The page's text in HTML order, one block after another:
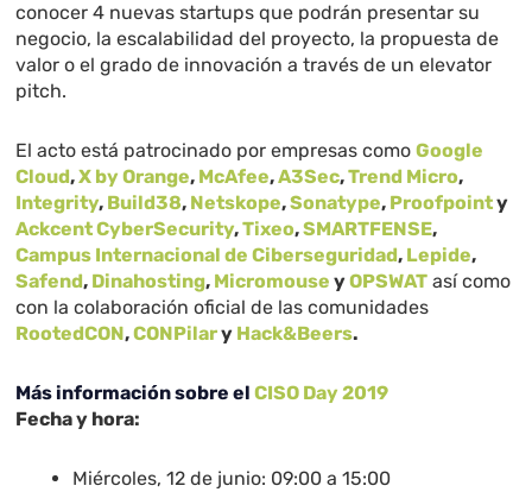
conocer 4 nuevas startups que podrán presentar su
negocio, la escalabilidad del proyecto, la propuesta de
valor o el grado de innovación a través de un elevator
pitch.
El acto está patrocinado por empresas comoGoogle
Cloud,X by Orange, McAfee,A3Sec,Trend Micro,
Integrity, Build38, Netskope,Sonatype, Proofpointy
Ackcent CyberSecurity,Tixeo,SMARTFENSE,
Campus Internacional de Ciberseguridad, Lepide,
Safend, Dinahosting, Micromouse yOPSWAT así como
con la colaboración oficial de las comunidades
RootedCON,CONPilary Hack&Beers.
Más información sobre el CISO Day 2019
Fecha y hora:
Miércoles, 12 de junio: 09:00 a 15:00